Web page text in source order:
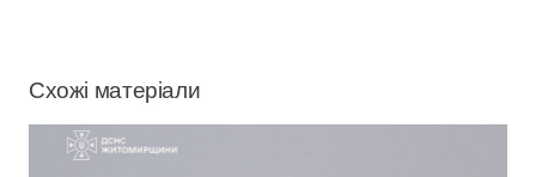
Схожі матеріали